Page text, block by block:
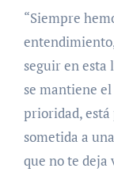
“Siempre
seguir en esta
se mantiene
prioridad, está
sometida a
que no te deja